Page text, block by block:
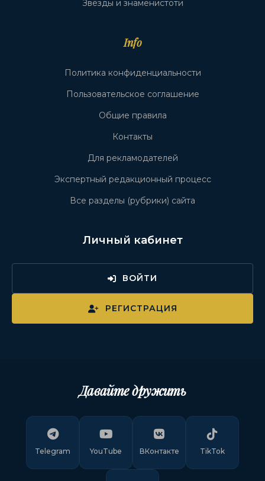
Звёзды и знаменистоти
Info
Политика конфиденциальности
Пользовательское соглашение
Общие правила
Контакты
Для рекламодателей
Экспертный редакционный процесс
Все разделы (рубрики) сайта
Личный кабинет
ВОЙТИ
РЕГИСТРАЦИЯ
Давайте дружить
Telegram YouTube ВКонтакте TikTok